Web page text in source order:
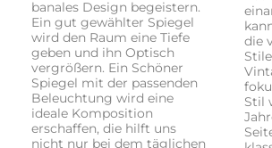
banales Design begeistern.
Ein gut gewählter Spiegel
wird den Raum eine Tiefe
geben und ihn Optisch
vergrößern. Ein Schöner
Spiegel mit der passenden
Beleuchtung wird eine
ideale Komposition
erschaffen, die hilft uns
nicht nur bei dem täglichen
die
Stil